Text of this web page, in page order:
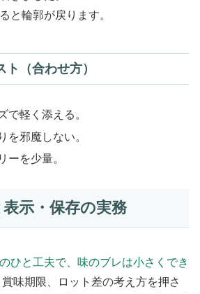
と輪郭が戻ります。
ト（合わせ方）
で軽く添える。
を邪魔しない。
ーを少量。
示・保存の実務
ひと工夫で、味のブレは小さくでき
味期限、ロット差の考え方を押さ